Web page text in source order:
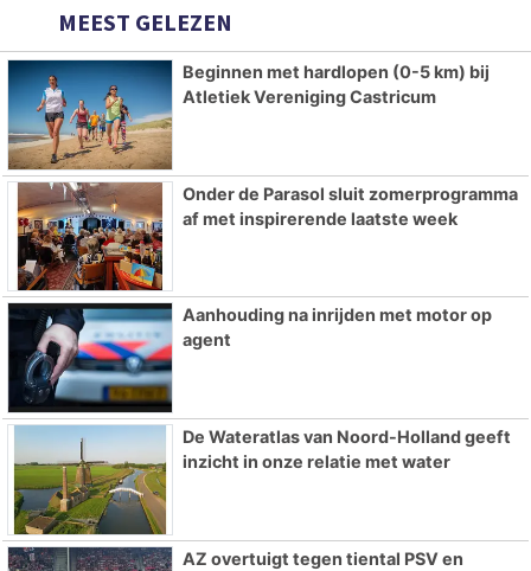
MEEST GELEZEN
Beginnen met hardlopen (0-5 km) bij
Atletiek Vereniging Castricum
Onder de Parasol sluit zomerprogramma
af met inspirerende laatste week
Aanhouding na inrijden met motor op
agent
De Wateratlas van Noord-Holland geeft
inzicht in onze relatie met water
AZ overtuigt tegen tiental PSV en